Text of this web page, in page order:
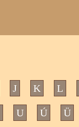
J K L
U Ú Ü